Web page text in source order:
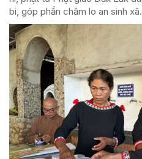
bi, góp phần chăm lo an sinh